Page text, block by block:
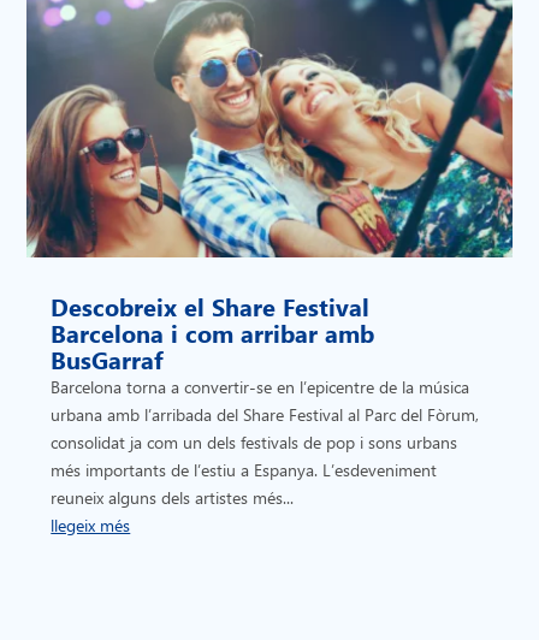
Descobreix el Share Festival
Barcelona i com arribar amb
BusGarraf
Barcelona torna a convertir-se en l’epicentre de la música
urbana amb l’arribada del Share Festival al Parc del Fòrum,
consolidat ja com un dels festivals de pop i sons urbans
més importants de l’estiu a Espanya. L’esdeveniment
reuneix alguns dels artistes més...
llegeix més